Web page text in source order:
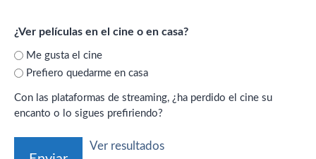
¿Ver películas en el cine o en casa?
Me gusta el cine
Prefiero quedarme en casa
Con las plataformas de streaming, ¿ha perdido el cine su
encanto o lo sigues prefiriendo?
Ver resultados